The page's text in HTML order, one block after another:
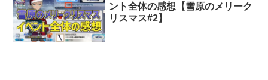
ント全体の感想【雪原のメリーク
リスマス#2】